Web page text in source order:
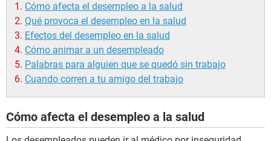
Cómo afecta el desempleo a la salud
Qué provoca el desempleo en la salud
Efectos del desempleo en la salud
Cómo animar a un desempleado
Palabras para alguien que se quedó sin trabajo
Cuando corren a tu amigo del trabajo
Cómo afecta el desempleo a la salud